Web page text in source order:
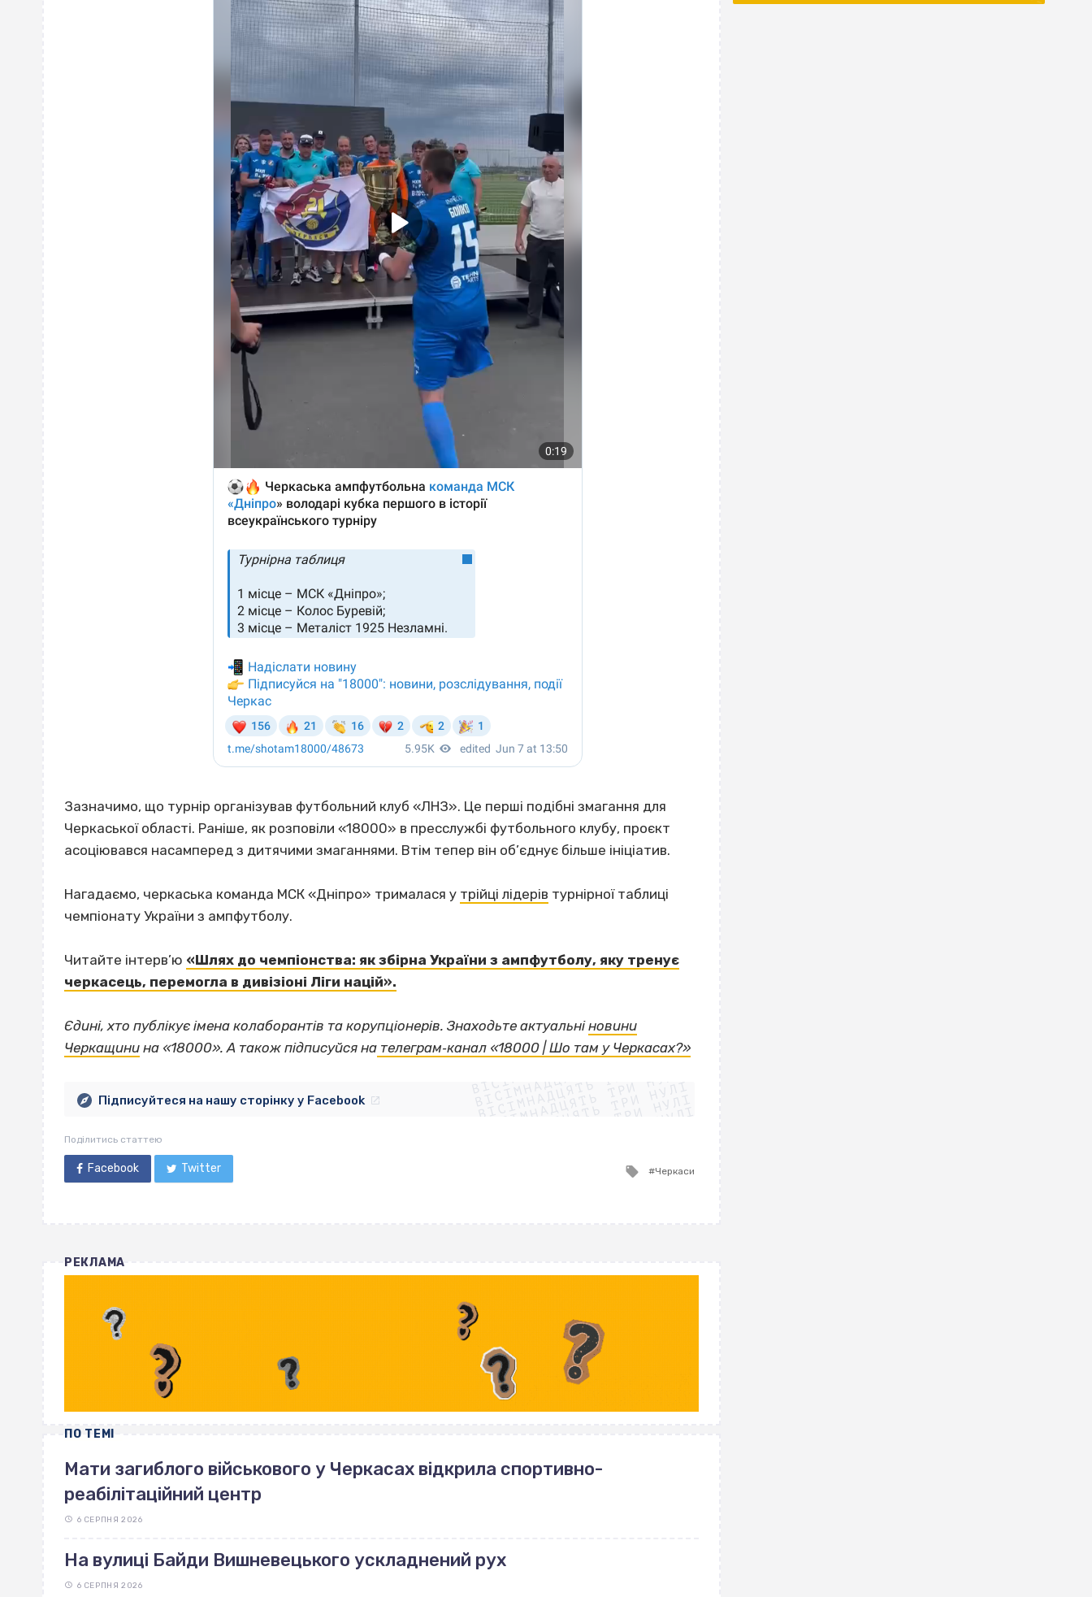
Зазначимо, що турнір організував футбольний клуб «ЛНЗ». Це перші подібні змагання для
Черкаської області. Раніше, як розповіли «18000» в пресслужбі футбольного клубу, проєкт
асоціювався насамперед з дитячими змаганнями. Втім тепер він об’єднує більше ініціатив.
Нагадаємо, черкаська команда МСК «Дніпро» трималася у трійці лідерів турнірної таблиці
чемпіонату України з ампфутболу.
Читайте інтерв’ю «Шлях до чемпіонства: як збірна України з ампфутболу, яку тренує
черкасець, перемогла в дивізіоні Ліги націй».
Єдині, хто публікує імена колаборантів та корупціонерів. Знаходьте актуальніновини
Черкащини на «18000». А також підписуйся на телеграм‐канал «18000 | Шо там у Черкасах?»
ВІСІМНАДЦЯТЬ ТРИ НУЛІ
ВІСІМНАДЦЯТЬ ТРИ НУЛІ
ВІСІМНАДЦЯТЬ ТРИ НУЛІ
ВІСІМНАДЦЯТЬ ТРИ НУЛІ
ВІСІМНАДЦЯТЬ ТРИ НУЛІ
ВІСІМНАДЦЯТЬ ТРИ НУЛІ
ВІСІМНАДЦЯТЬ ТРИ НУЛІ
ВІСІМНАДЦЯТЬ ТРИ НУЛІ
Підписуйтеся на нашу сторінку у Facebook
Поділитись статтею
Facebook Twitter
Tagged
Черкаси
РЕКЛАМА
ПО ТЕМІ
Мати загиблого військового у Черкасах відкрила спортивно-
реабілітаційний центр
6 СЕРПНЯ 2026
На вулиці Байди Вишневецького ускладнений рух
6 СЕРПНЯ 2026